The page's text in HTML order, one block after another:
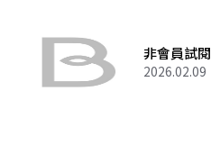
非會員試閱
2026.02.09